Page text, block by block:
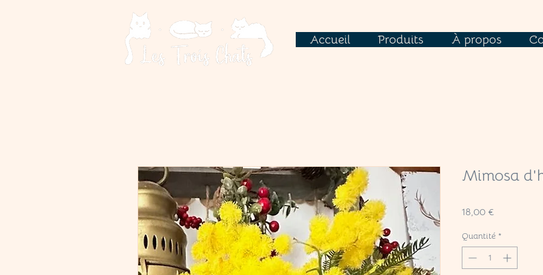
Accueil Produits À propos
Mimosa
18,00 €
Quantité *